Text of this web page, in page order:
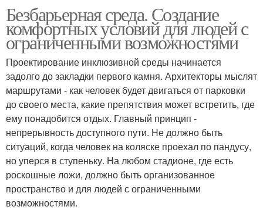
Безбарьерная среда. Создание
комфортных условий для людей с
ограниченными возможностями
Проектирование инклюзивной среды начинается
задолго до закладки первого камня. Архитекторы мыслят
маршрутами - как человек будет двигаться от парковки
до своего места, какие препятствия может встретить, где
ему понадобится отдых. Главный принцип -
непрерывность доступного пути. Не должно быть
ситуаций, когда человек на коляске проехал по пандусу,
но уперся в ступеньку. На любом стадионе, где есть
роскошные ложи, должно быть организованное
пространство и для людей с ограниченными
возможностями.